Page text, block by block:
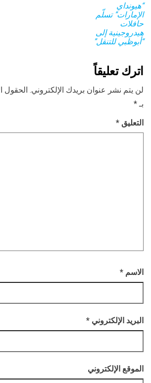
“هيونداي
الإمارات” تسلّم
حافلات
هيدروجينية إلى
“أبوظبي للتنقل”
اترك تعليقاً
لن يتم نشر عنوان بريدك الإلكتروني. الحقول
بـ *
التعليق *
الاسم *
البريد الإلكتروني *
الموقع الإلكتروني